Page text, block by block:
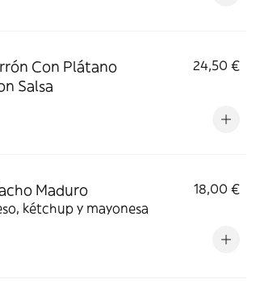
Con Plátano
Salsa
24,50 €
Maduro
18,00 €
kétchup y mayonesa